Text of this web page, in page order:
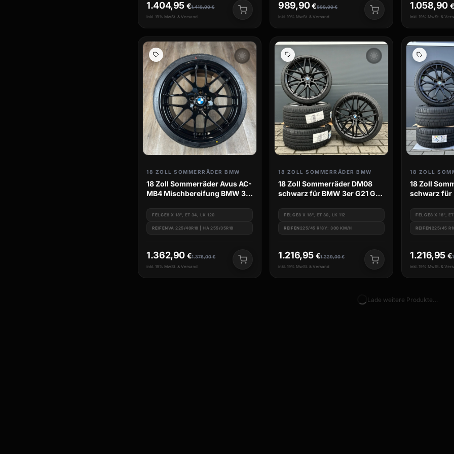
1.419,00€
1.404,95 €
inkl. 19% MwSt. & Versand
999,00€
989,90€
inkl. 19% MwSt. & Versand
1.058,90
inkl. 19% MwSt. &
wb_sunny
18 ZOLL SOMMERRÄDER BMW
18 Zoll Sommerräder Avus AC-
MB4 Mischbereifung BMW 3er
FELGE8 X 18", ET 34, LK 120
REIFENVA 225/40R18 | HA 255/35R18
1.376,00€
1.362,90 €
inkl. 19% MwSt. & Versand
wb_sunny
18 ZOLL SOMMERRÄDER BMW
18 Zoll Sommerräder DM08
schwarz für BMW 3er G21 G20
FELGE8 X 18", ET 30, LK 112
REIFEN225/45 R18Y: 300 KM/H
1.229,00€
1.216,95 €
inkl. 19% MwSt. & Versand
18 ZOLL
18 Zoll
schwarz für
FELGE8 X 18",
REIFEN225/45
1.216,95 €
inkl. 19% MwSt. &
Lade weitere Produkte…